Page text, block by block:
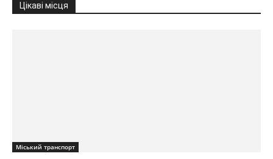
Цікаві місця
Міський транспорт